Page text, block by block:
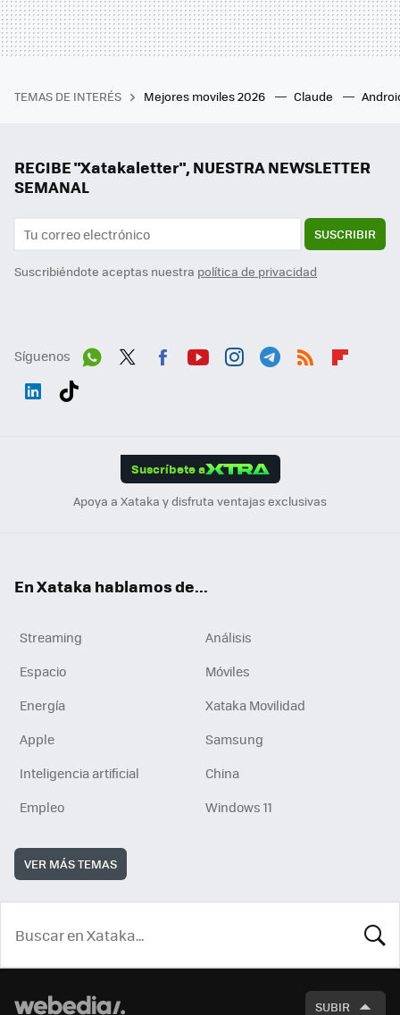
TEMAS DE INTERÉS Mejores moviles 2026 Claude
RECIBE "Xatakaletter", NUESTRA NEWSLETTER
SEMANAL
SUSCRIBIR
Suscribiéndote aceptas nuestra política de privacidad
Síguenos
Suscríbete a
Apoya a Xataka y disfruta ventajas exclusivas
En Xataka hablamos de...
Streaming
Análisis
Espacio
Móviles
Energía
Xataka Movilidad
Apple
Samsung
Inteligencia artificial
China
Empleo
Windows 11
VER MÁS TEMAS
SUBIR